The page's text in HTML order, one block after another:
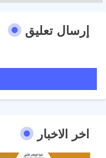
إرسال تعليق
اخر الاخبار